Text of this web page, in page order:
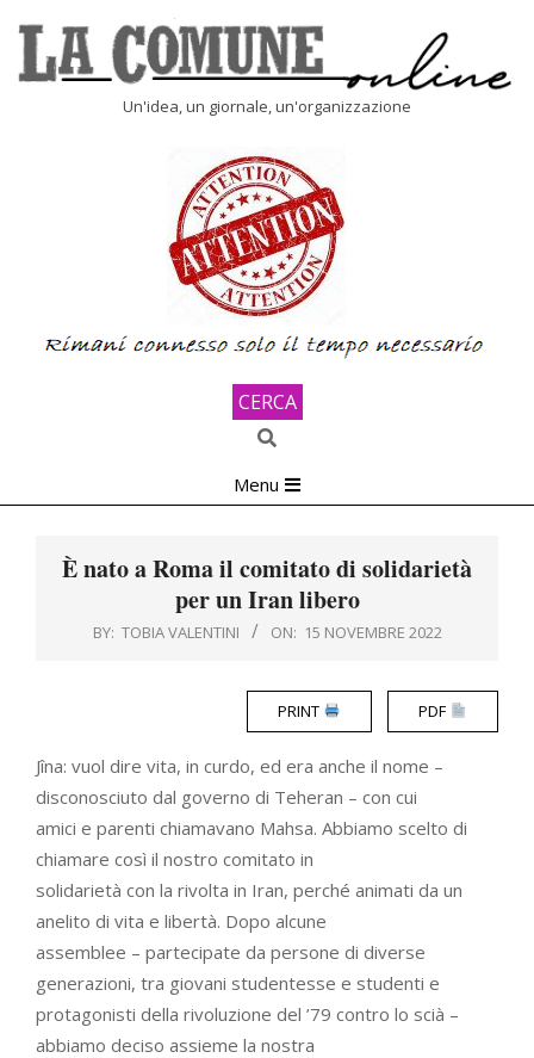
content
Un'idea, un giornale, un'organizzazione
CERCA
Search
Navigation
Menu
È nato a Roma il comitato di solidarietà
per un Iran libero
BY: TOBIA VALENTINI ON: 15 NOVEMBRE 2022
PRINT PDF
Jîna: vuol dire vita, in curdo, ed era anche il nome –
disconosciuto dal governo di Teheran – con cui
amici e parenti chiamavano Mahsa. Abbiamo scelto di
chiamare così il nostro comitato in
solidarietà con la rivolta in Iran, perché animati da un
anelito di vita e libertà. Dopo alcune
assemblee – partecipate da persone di diverse
generazioni, tra giovani studentesse e studenti e
protagonisti della rivoluzione del ’79 contro lo scià –
abbiamo deciso assieme la nostra